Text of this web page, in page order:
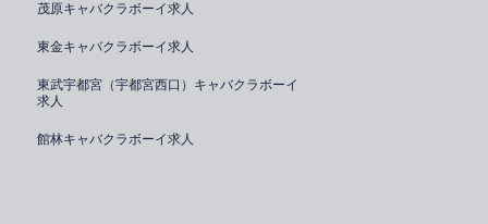
茂原キャバクラボーイ求人
東金キャバクラボーイ求人
東武宇都宮（宇都宮西口）キャバクラボーイ
求人
館林キャバクラボーイ求人